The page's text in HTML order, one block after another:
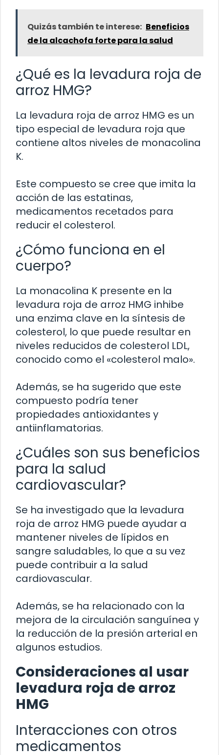
Quizás también te interese: Beneficios
de la alcachofa forte para la salud
¿Qué es la levadura roja de
arroz HMG?
La levadura roja de arroz HMG es un
tipo especial de levadura roja que
contiene altos niveles de monacolina
K.
Este compuesto se cree que imita la
acción de las estatinas,
medicamentos recetados para
reducir el colesterol.
¿Cómo funciona en el
cuerpo?
La monacolina K presente en la
levadura roja de arroz HMG inhibe
una enzima clave en la síntesis de
colesterol, lo que puede resultar en
niveles reducidos de colesterol LDL,
conocido como el «colesterol malo».
Además, se ha sugerido que este
compuesto podría tener
propiedades antioxidantes y
antiinflamatorias.
¿Cuáles son sus beneficios
para la salud
cardiovascular?
Se ha investigado que la levadura
roja de arroz HMG puede ayudar a
mantener niveles de lípidos en
sangre saludables, lo que a su vez
puede contribuir a la salud
cardiovascular.
Además, se ha relacionado con la
mejora de la circulación sanguínea y
la reducción de la presión arterial en
algunos estudios.
Consideraciones al usar
levadura roja de arroz
HMG
Interacciones con otros
medicamentos